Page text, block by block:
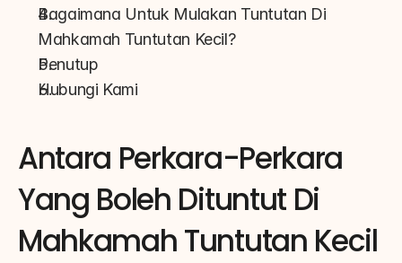
Bagaimana Untuk Mulakan Tuntutan Di
Mahkamah Tuntutan Kecil?
Penutup
Hubungi Kami
Antara Perkara-Perkara
Yang Boleh Dituntut Di
Mahkamah Tuntutan Kecil